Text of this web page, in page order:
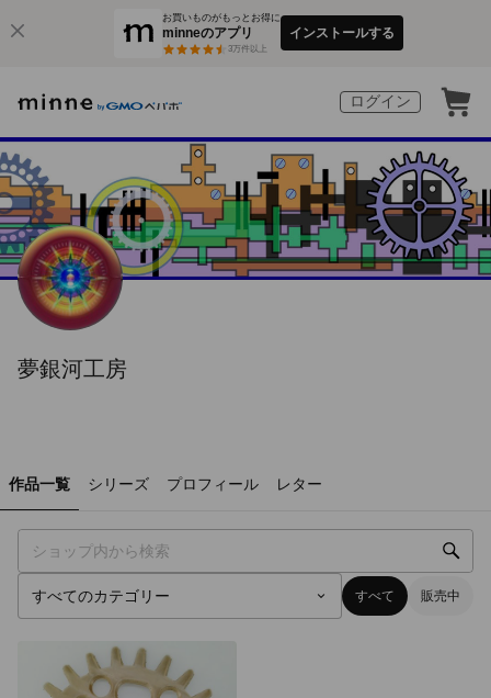
お買いものがもっとお得に
minneのアプリ
3万件以上
インストールする
ログイン
夢銀河工房
作品一覧 シリーズ プロフィール レター
すべて 販売中